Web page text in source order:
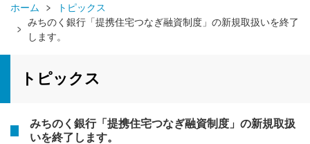
ホーム
トピックス
みちのく銀行「提携住宅つなぎ融資制度」の新規取扱いを終了
します。
トピックス
みちのく銀行「提携住宅つなぎ融資制度」の新規取扱
いを終了します。